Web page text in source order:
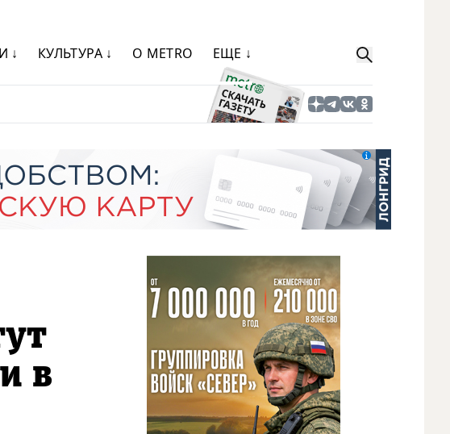
↓ КУЛЬТУРА ↓ О METRO ЕЩЕ ↓
в